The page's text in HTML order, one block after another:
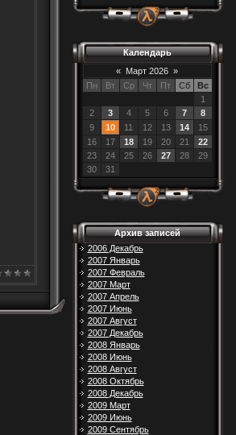
Календарь
« Март 2026 »
Пн
Вт Ср Чт Пт Сб
Вс
1
2
3 4 5 6 7
8
9
10 11 12 13 14
15
16
17 18 19 20 21
22
23
24 25 26 27 28
29
30
31
Архив записей
2006 Декабрь
2007 Январь
2007 Февраль
2007 Март
2007 Апрель
2007 Июнь
2007 Август
2007 Декабрь
2008 Январь
2008 Июнь
2008 Август
2008 Октябрь
2008 Декабрь
2009 Март
2009 Июнь
2009 Сентябрь